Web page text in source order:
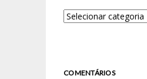
COMENTÁRIOS